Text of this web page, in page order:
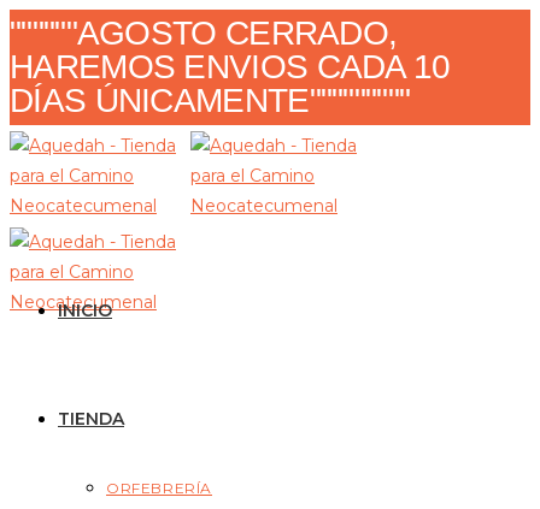
Ir
al
contenido
""""""AGOSTO CERRADO,
HAREMOS ENVIOS CADA 10
DÍAS ÚNICAMENTE"""""""""
INICIO
TIENDA
ORFEBRERÍA